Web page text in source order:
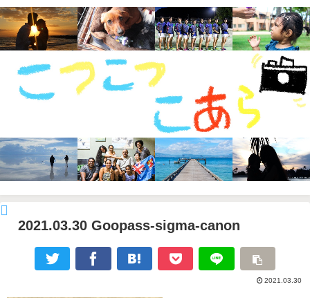
2021.03.30 Goopass-sigma-canon
2021.03.30